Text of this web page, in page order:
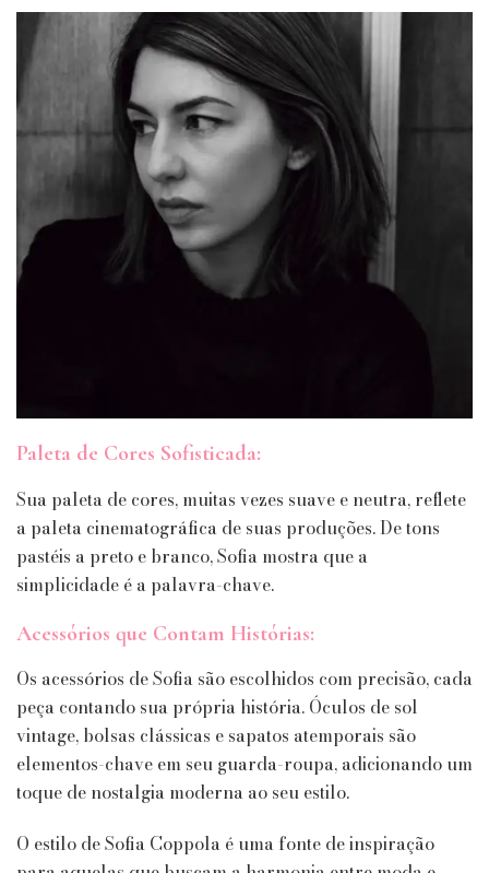
Paleta de Cores Sofisticada:
Sua paleta de cores, muitas vezes suave e neutra, reflete
a paleta cinematográfica de suas produções. De tons
pastéis a preto e branco, Sofia mostra que a
simplicidade é a palavra-chave.
Acessórios que Contam Histórias:
Os acessórios de Sofia são escolhidos com precisão, cada
peça contando sua própria história. Óculos de sol
vintage, bolsas clássicas e sapatos atemporais são
elementos-chave em seu guarda-roupa, adicionando um
toque de nostalgia moderna ao seu estilo.
O estilo de Sofia Coppola é uma fonte de inspiração